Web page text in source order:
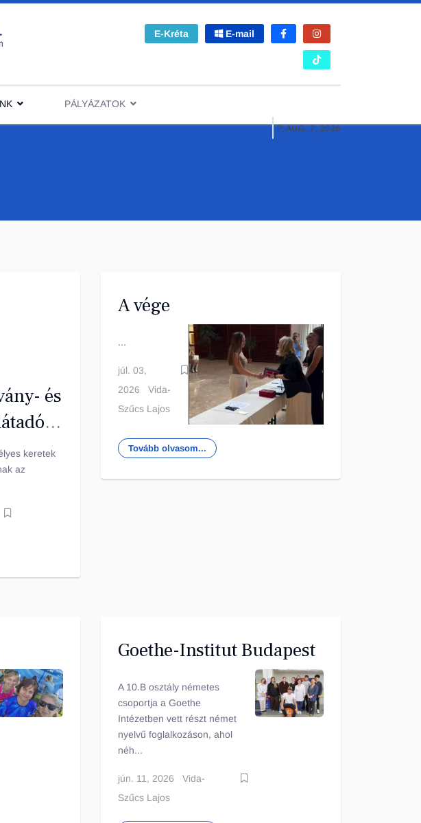
E-Kréta E-mail
PÁLYÁZATOK
P, AUG. 7, 2026
és
keretek
az
A vége
...
júl. 03,
2026
Vida-
Szűcs Lajos
Tovább olvasom...
Goethe-Institut Budapest
A 10.B osztály németes
csoportja a Goethe
Intézetben vett részt német
nyelvű foglalkozáson, ahol
néh...
jún. 11, 2026
Vida-
Szűcs Lajos